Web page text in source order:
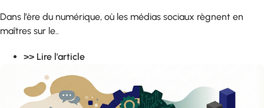
Dans l’ère du numérique, où les médias sociaux règnent en
maîtres sur le..
>> Lire l'article